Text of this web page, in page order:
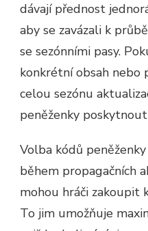
dávají přednost
aby se zavázali k
se sezónními pasy.
konkrétní obsah nebo
celou sezónu
peněženky
Volba kódů
během propagačních
mohou hráči zakoupit
To jim umožňuje